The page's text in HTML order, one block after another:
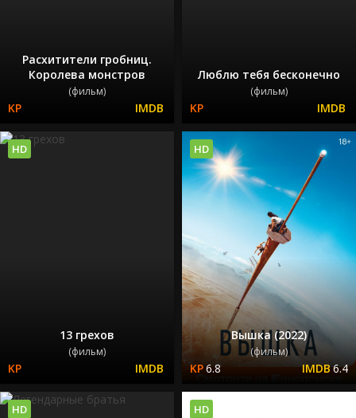
Расхитители гробниц.
Королева монстров
(фильм)
Люблю тебя бесконечно
(фильм)
13 грехов
(фильм)
HD
Вышка (2022)
(фильм)
6.8 6.4
HD
HD HD